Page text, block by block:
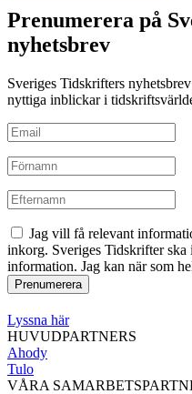
Prenumerera på
nyhetsbrev
Sveriges Tidskrifters
nyttiga inblickar i
Jag vill få relevant
inkorg. Sveriges Tidskrifter ska
information. Jag kan när som
Lyssna här
HUVUDPARTNERS
Ahody
Tulo
VÅRA